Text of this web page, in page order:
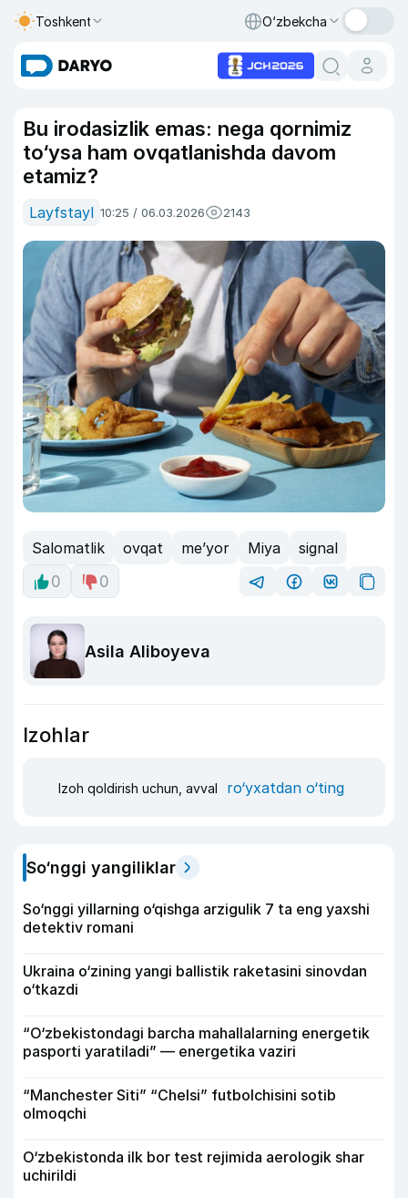
Toshkent O‘zbekcha
Bu irodasizlik emas: nega qornimiz
to‘ysa ham ovqatlanishda davom
etamiz?
Layfstayl 10:25 / 06.03.2026 2143
Salomatlik ovqat me’yor Miya
signal
0
0
Asila Aliboyeva
Izohlar
Izoh qoldirish uchun, avval ro‘yxatdan o‘ting
So‘nggi yangiliklar
So‘nggi yillarning o‘qishga arzigulik 7 ta eng yaxshi
detektiv romani
Ukraina o‘zining yangi ballistik raketasini sinovdan
o‘tkazdi
“O‘zbekistondagi barcha mahallalarning energetik
pasporti yaratiladi” — energetika vaziri
“Manchester Siti” “Chelsi” futbolchisini sotib
olmoqchi
O‘zbekistonda ilk bor test rejimida aerologik shar
uchirildi